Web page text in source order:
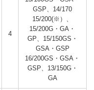
4
GSP、14/170
15/200(※）、
15/200G・GA・
GP、15/150GS・
GSA・GSP
16/200GS・GSA・
GSP、13/150G・
GA